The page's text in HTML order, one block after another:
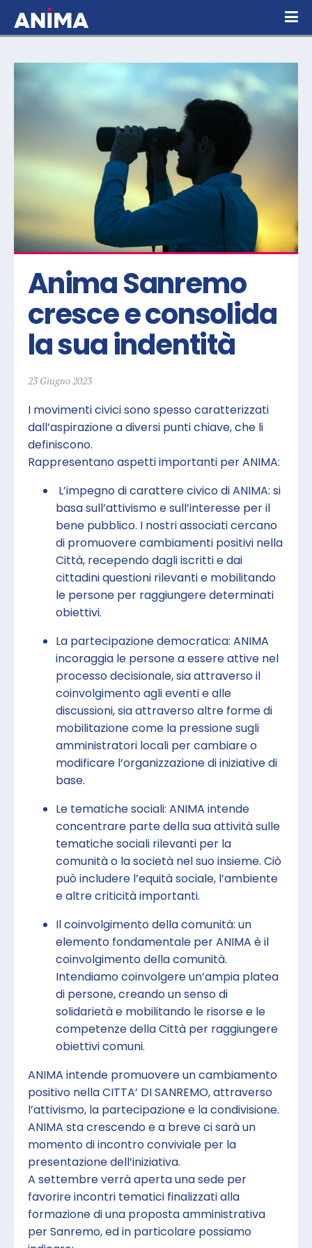
Anima Sanremo
cresce e consolida
la sua indentità
23 Giugno 2023
I movimenti civici sono spesso caratterizzati
dall’aspirazione a diversi punti chiave, che li
definiscono.
Rappresentano aspetti importanti per ANIMA:
L’impegno di carattere civico di ANIMA: si
basa sull’attivismo e sull’interesse per il
bene pubblico. I nostri associati cercano
di promuovere cambiamenti positivi nella
Città, recependo dagli iscritti e dai
cittadini questioni rilevanti e mobilitando
le persone per raggiungere determinati
obiettivi.
La partecipazione democratica: ANIMA
incoraggia le persone a essere attive nel
processo decisionale, sia attraverso il
coinvolgimento agli eventi e alle
discussioni, sia attraverso altre forme di
mobilitazione come la pressione sugli
amministratori locali per cambiare o
modificare l’organizzazione di iniziative di
base.
Le tematiche sociali: ANIMA intende
concentrare parte della sua attività sulle
tematiche sociali rilevanti per la
comunità o la società nel suo insieme. Ciò
può includere l’equità sociale, l’ambiente
e altre criticità importanti.
Il coinvolgimento della comunità: un
elemento fondamentale per ANIMA è il
coinvolgimento della comunità.
Intendiamo coinvolgere un’ampia platea
di persone, creando un senso di
solidarietà e mobilitando le risorse e le
competenze della Città per raggiungere
obiettivi comuni.
ANIMA intende promuovere un cambiamento
positivo nella CITTA’ DI SANREMO, attraverso
l’attivismo, la partecipazione e la condivisione.
ANIMA sta crescendo e a breve ci sarà un
momento di incontro conviviale per la
presentazione dell’iniziativa.
A settembre verrà aperta una sede per
favorire incontri tematici finalizzati alla
formazione di una proposta amministrativa
per Sanremo, ed in particolare possiamo